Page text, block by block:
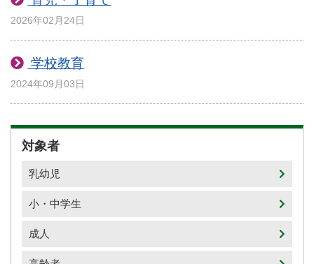
2026年02月24日
学校教育
2024年09月03日
対象者
乳幼児
小・中学生
成人